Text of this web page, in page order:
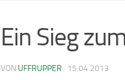
Ein Sieg
VON UFFRUPPER · 15.04.2013